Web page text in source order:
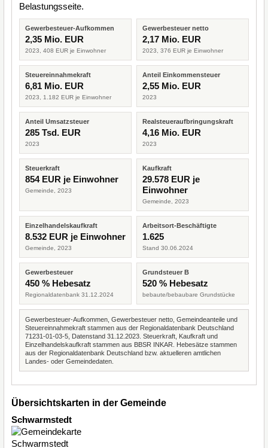
Belastungsseite.
Gewerbesteuer-Aufkommen
2,35 Mio. EUR
2023, 408 EUR je Einwohner
Gewerbesteuer netto
2,17 Mio. EUR
2023, 376 EUR je Einwohner
Steuereinnahmekraft
6,81 Mio. EUR
2023, 1.182 EUR je Einwohner
Anteil Einkommensteuer
2,55 Mio. EUR
2023
Anteil Umsatzsteuer
285 Tsd. EUR
2023
Realsteueraufbringungskraft
4,16 Mio. EUR
2023
Steuerkraft
854 EUR je Einwohner
Gemeinde, 2023
Kaufkraft
29.578 EUR je
Einwohner
Gemeinde, 2023
Einzelhandelskaufkraft
8.532 EUR je Einwohner
Gemeinde, 2023
Arbeitsort-Beschäftigte
1.625
Stand 30.06.2024
Gewerbesteuer
450 % Hebesatz
Regionaldatenbank 31.12.2024
Grundsteuer B
520 % Hebesatz
bebaute/bebaubare Grundstücke
Gewerbesteuer-Aufkommen, Gewerbesteuer netto, Gemeindeanteile und
Steuereinnahmekraft stammen aus der Regionaldatenbank Deutschland
71231-01-03-5, Datenstand 31.12.2023. Steuerkraft, Kaufkraft und
Einzelhandelskaufkraft stammen aus BBSR INKAR. Hebesätze stammen
aus der Regionaldatenbank Deutschland bzw. aktuelleren amtlichen
Landes- oder Gemeindedaten.
Übersichtskarten in der Gemeinde
Schwarmstedt